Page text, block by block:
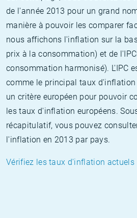
de l'année 2013 pour un grand
manière à pouvoir les comparer
nous affichons l'inflation sur la
prix à la consommation) et de
consommation harmonisé). L'IPC
comme le principal taux d'inflation
un critère européen pour pouvoir
les taux d'inflation européens.
récapitulatif, vous pouvez
l'inflation en 2013 par pays.
Vérifiez les taux d'inflation actuels